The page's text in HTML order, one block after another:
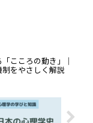
こころの動き」｜
をやさしく解説